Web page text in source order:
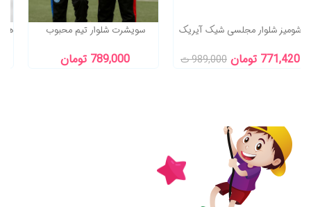
سویشرت شلوار تیم محبوب
789,000 تومان
شومیز شلوار مجلسی شیک آیریک
771,420 تومان 989,000 ت